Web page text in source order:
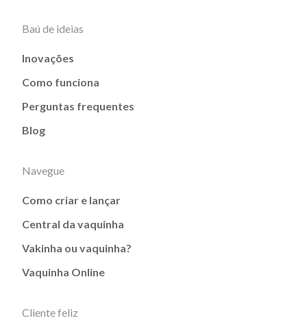
Baú de ideias
Inovações
Como funciona
Perguntas frequentes
Blog
Navegue
Como criar e lançar
Central da vaquinha
Vakinha ou vaquinha?
Vaquinha Online
Cliente feliz